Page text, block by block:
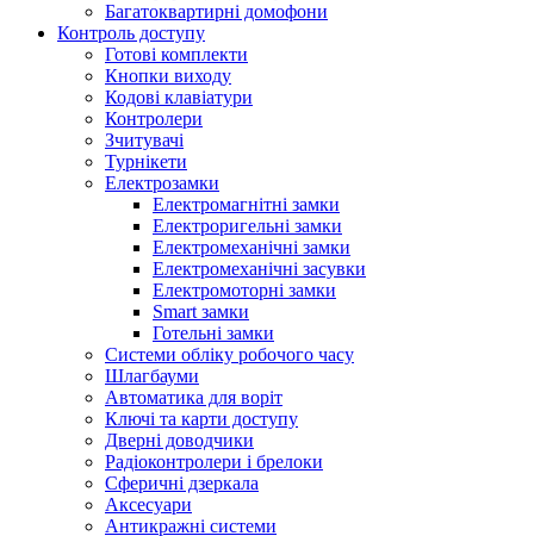
Багатоквартирні домофони
Контроль доступу
Готові комплекти
Кнопки виходу
Кодові клавіатури
Контролери
Зчитувачі
Турнікети
Електрозамки
Електромагнітні замки
Електроригельні замки
Електромеханічні замки
Електромеханічні засувки
Електромоторні замки
Smart замки
Готельні замки
Системи обліку робочого часу
Шлагбауми
Автоматика для воріт
Ключі та карти доступу
Дверні доводчики
Радіоконтролери і брелоки
Сферичні дзеркала
Аксесуари
Антикражні системи